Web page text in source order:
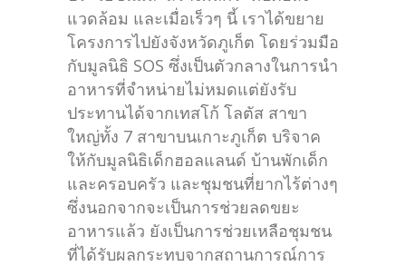
แวดล้อม และเมื่อเร็วๆ นี้ เราได้ขยาย
โครงการไปยังจังหวัดภูเก็ต โดยร่วมมือ
กับมูลนิธิ SOS ซึ่งเป็นตัวกลางในการนำ
อาหารที่จำหน่ายไม่หมดแต่ยังรับ
ประทานได้จากเทสโก้ โลตัส สาขา
ใหญ่ทั้ง 7 สาขาบนเกาะภูเก็ต บริจาค
ให้กับมูลนิธิเด็กฮอลแลนด์ บ้านพักเด็ก
และครอบครัว และชุมชนที่ยากไร้ต่างๆ
ซึ่งนอกจากจะเป็นการช่วยลดขยะ
อาหารแล้ว ยังเป็นการช่วยเหลือชุมชน
ที่ได้รับผลกระทบจากสถานการณ์การ